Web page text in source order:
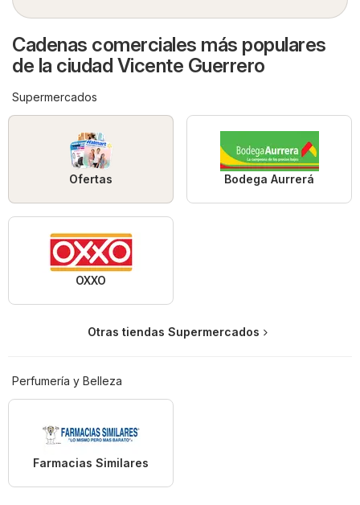
Cadenas comerciales más populares
de la ciudad Vicente Guerrero
Supermercados
Ofertas Bodega Aurrerá
OXXO
Otras tiendas Supermercados
Perfumería y Belleza
Farmacias Similares